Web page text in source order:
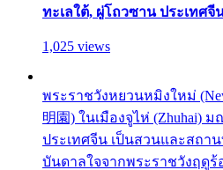
ทะเลใต้, ผู่โถวซาน ประเทศจี
1,025 views
พระราชวังหยวนหมิงใหม่ (New
明園) ในเมืองจูไห่ (Zhuhai)
ประเทศจีน เป็นสวนและสถา
บันดาลใจจากพระราชวังฤดูร้อ